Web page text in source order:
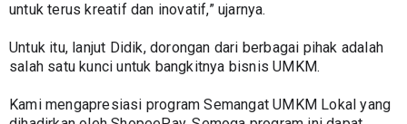
untuk terus kreatif dan inovatif,” ujarnya.
Untuk itu, lanjut Didik, dorongan dari berbagai pihak adalah
salah satu kunci untuk bangkitnya bisnis UMKM.
Kami mengapresiasi program Semangat UMKM Lokal yang